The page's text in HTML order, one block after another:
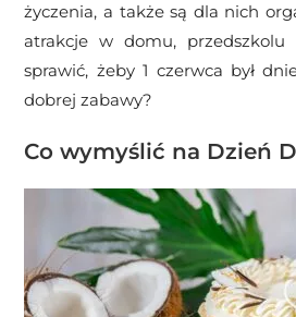
życzenia, a także są dla nich
atrakcje w domu,
sprawić, żeby 1 czerwca był
dobrej zabawy?
Co wymyślić na Dzień